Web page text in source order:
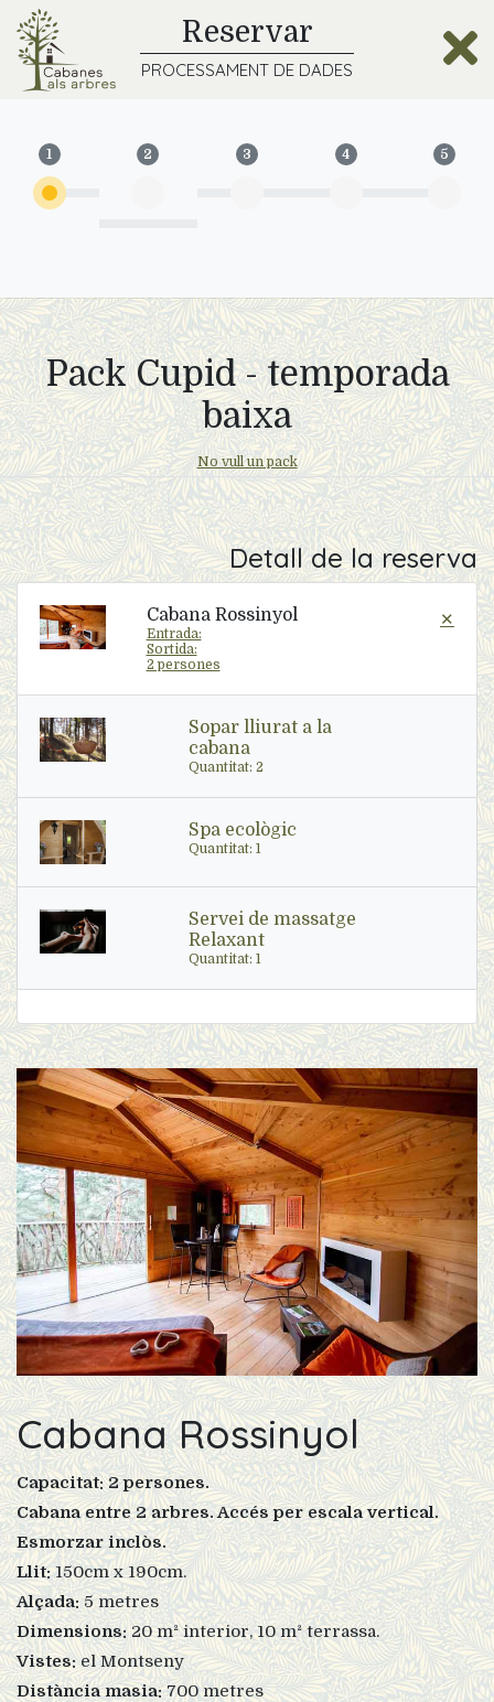
Reservar
PROCESSAMENT DE DADES
Pack Cupid - temporada
baixa
No vull un pack
Detall de la reserva
Cabana Rossinyol
Entrada:
Sortida:
2 persones
✕
Sopar lliurat a la
cabana
Quantitat: 2
Spa ecològic
Quantitat: 1
Servei de massatge
Relaxant
Quantitat: 1
Cabana Rossinyol
Capacitat: 2 persones.
Cabana entre 2 arbres. Accés per escala vertical.
Esmorzar inclòs.
Llit:150cm x 190cm.
Alçada: 5 metres
Dimensions: 20 m² interior, 10 m² terrassa.
Vistes:el Montseny
Distància masia:700 metres